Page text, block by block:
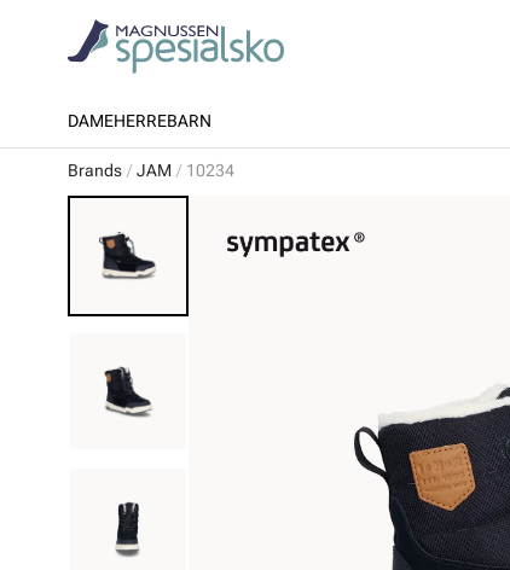
DAMEHERREBARN
Brands JAM 10234